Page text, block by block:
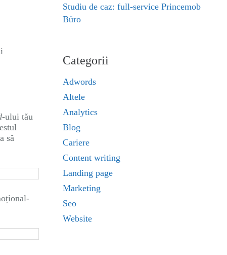
-ului tău
să
Studiu de caz: full-service Princemob
Büro
Categorii
Adwords
Altele
Analytics
Blog
Cariere
Content writing
Landing page
Marketing
Seo
Website